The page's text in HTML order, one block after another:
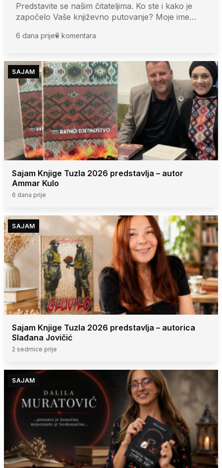
Predstavite se našim čitateljima. Ko ste i kako je
započelo Vaše književno putovanje? Moje ime…
6 dana prije0 komentara
SAJAM
Sajam Knjige Tuzla 2026 predstavlja – autor
Ammar Kulo
6 dana prije
SAJAM
Sajam Knjige Tuzla 2026 predstavlja – autorica
Slađana Jovičić
2 sedmice prije
SAJAM